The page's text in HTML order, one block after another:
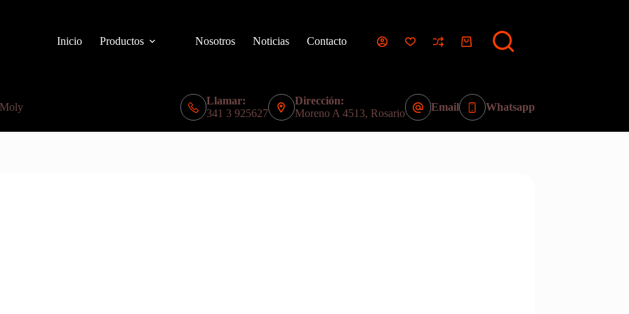
Inicio
Productos Nosotros Noticias Contacto
Carro
Llamar:
341 3 925627
Dirección:
Moreno A 4513, Rosario
Email Whatsapp